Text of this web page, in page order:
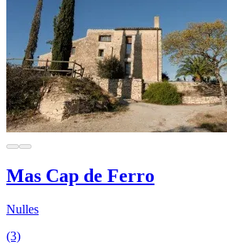
Mas Cap de Ferro
Nulles
(3)